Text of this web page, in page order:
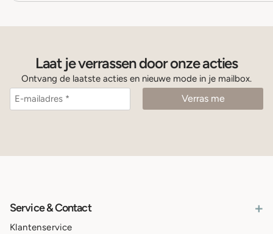
Laat je verrassen door onze acties
Ontvang de laatste acties en nieuwe mode in je mailbox.
Service & Contact +
Klantenservice